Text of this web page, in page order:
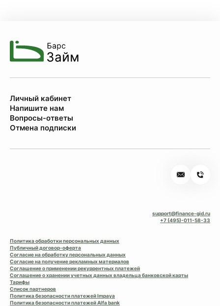
Личный кабинет
Напишите нам
Вопросы-ответы
Отмена подписки
support@finance-gid.ru
+7 (495)-011-58-33
Политика обработки персональных данных
Публичный договор-оферта
Согласие на обработку персональных данных
Согласие на получение рекламных материалов
Соглашение о применении рекуррентных платежей
Соглашение о хранении учетных данных владельца банковской карты
Тарифы
Список партнеров
Политика безопасности платежей Impaya
Политика безопасности платежей Alfa bank